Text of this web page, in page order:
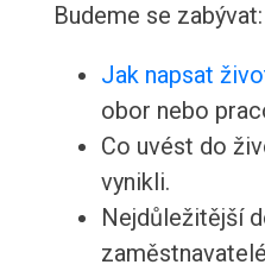
Budeme se zabývat:
Jak napsat
obor nebo
Co uvést do
vynikli.
Nejdůležitější